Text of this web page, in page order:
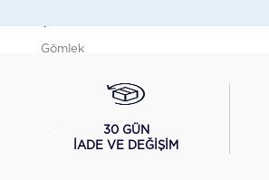
Gömlek
T-Shirt
30 GÜN
İADE VE DEĞİŞİM